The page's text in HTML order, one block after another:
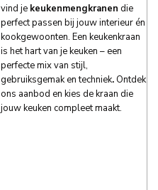
vind je keukenmengkranen die
perfect passen bij jouw interieur én
kookgewoonten. Een keukenkraan
is het hart van je keuken – een
perfecte mix van stijl,
gebruiksgemak en techniek. Ontdek
ons aanbod en kies de kraan die
jouw keuken compleet maakt.